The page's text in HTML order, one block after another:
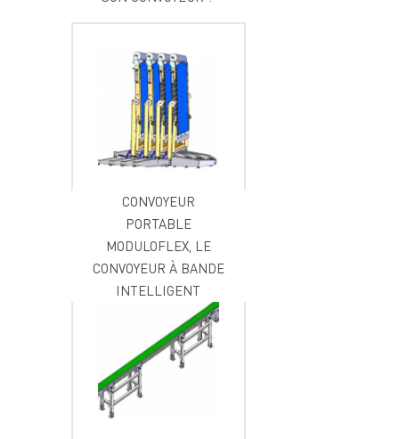
CONVOYEUR
PORTABLE
MODULOFLEX, LE
CONVOYEUR À BANDE
INTELLIGENT